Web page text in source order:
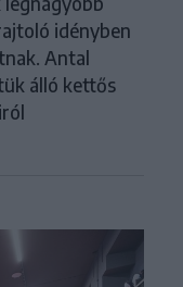
idényben
Antal
álló kettős